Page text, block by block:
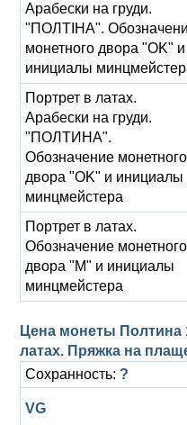
Арабески на груди.
"ПОЛТIНА".
монетного двора "OK" и
инициалы
Портрет в латах.
Арабески на груди.
"ПОЛТИНА".
Обозначение монетного
двора "OK" и инициалы
минцмейстера
Портрет в латах.
Обозначение монетного
двора "M" и инициалы
минцмейстера
Цена монеты Полтина
латах. Пряжка на
Сохранность: ?
VG